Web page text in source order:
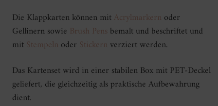
Die Klappkarten können mitAcrylmarkern oder
Gellinern sowie Brush Pensbemalt und beschriftet und
mitStempeln oder Stickernverziert werden.
Das Kartenset wird in einer stabilen Box mit PET-Deckel
geliefert, die gleichzeitig als praktische Aufbewahrung
dient.